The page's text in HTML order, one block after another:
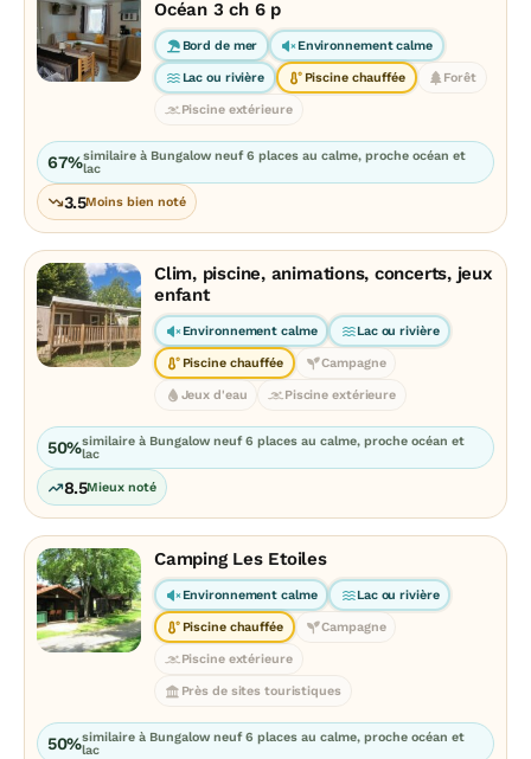
Océan 3 ch 6 p
Bord de mer Environnement calme
Lac ou rivière Piscine chauffée Forêt
Piscine extérieure
67%similaire à Bungalow neuf 6 places au calme, proche océan et
lac
3.5Moins bien noté
Clim, piscine, animations, concerts, jeux
enfant
Environnement calme Lac ou rivière
Piscine chauffée Campagne
Jeux d'eau Piscine extérieure
50%similaire à Bungalow neuf 6 places au calme, proche océan et
lac
8.5Mieux noté
Camping Les Etoiles
Environnement calme Lac ou rivière
Piscine chauffée Campagne
Piscine extérieure
Près de sites touristiques
50%similaire à Bungalow neuf 6 places au calme, proche océan et
lac